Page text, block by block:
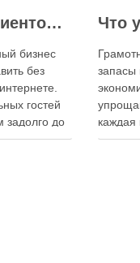
Как привлечь клиентов в ресторан через интернет: каким должен быть сайт и как эффективно использовать социальные сети
бизнес
без
гостей
задолго до
запасы
каждая